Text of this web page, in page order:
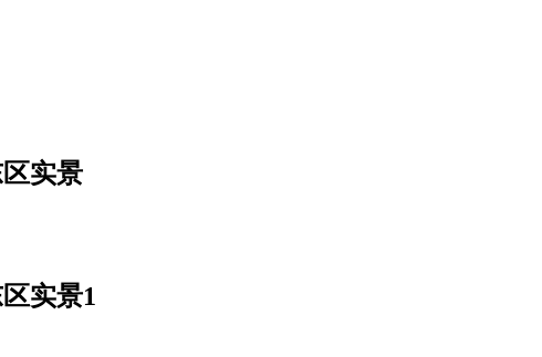
实景
实景1